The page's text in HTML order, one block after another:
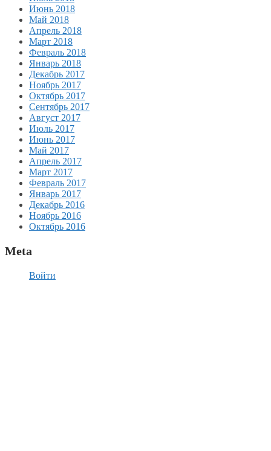
Июнь 2018
Май 2018
Апрель 2018
Март 2018
Февраль 2018
Январь 2018
Декабрь 2017
Ноябрь 2017
Октябрь 2017
Сентябрь 2017
Август 2017
Июль 2017
Июнь 2017
Май 2017
Апрель 2017
Март 2017
Февраль 2017
Январь 2017
Декабрь 2016
Ноябрь 2016
Октябрь 2016
Meta
Войти